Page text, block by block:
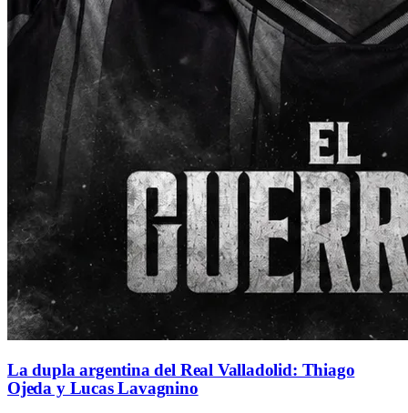
La dupla argentina del Real Valladolid: Thiago
Ojeda y Lucas Lavagnino